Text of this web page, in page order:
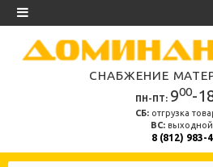
СНАБЖЕНИЕ
ПН-ПТ: 900-
СБ: отгрузка
ВС:выходной
8 (812) 983-